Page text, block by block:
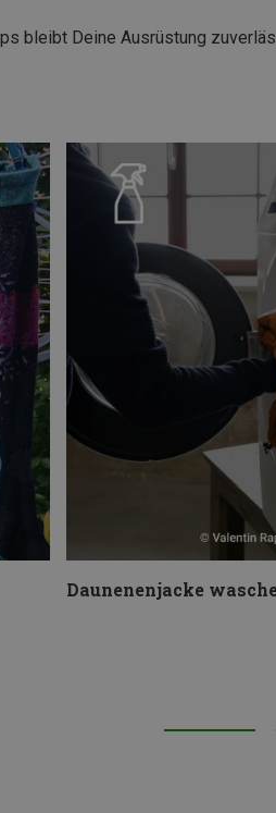
bleibt Deine Ausrüstung
Daunenenjacke